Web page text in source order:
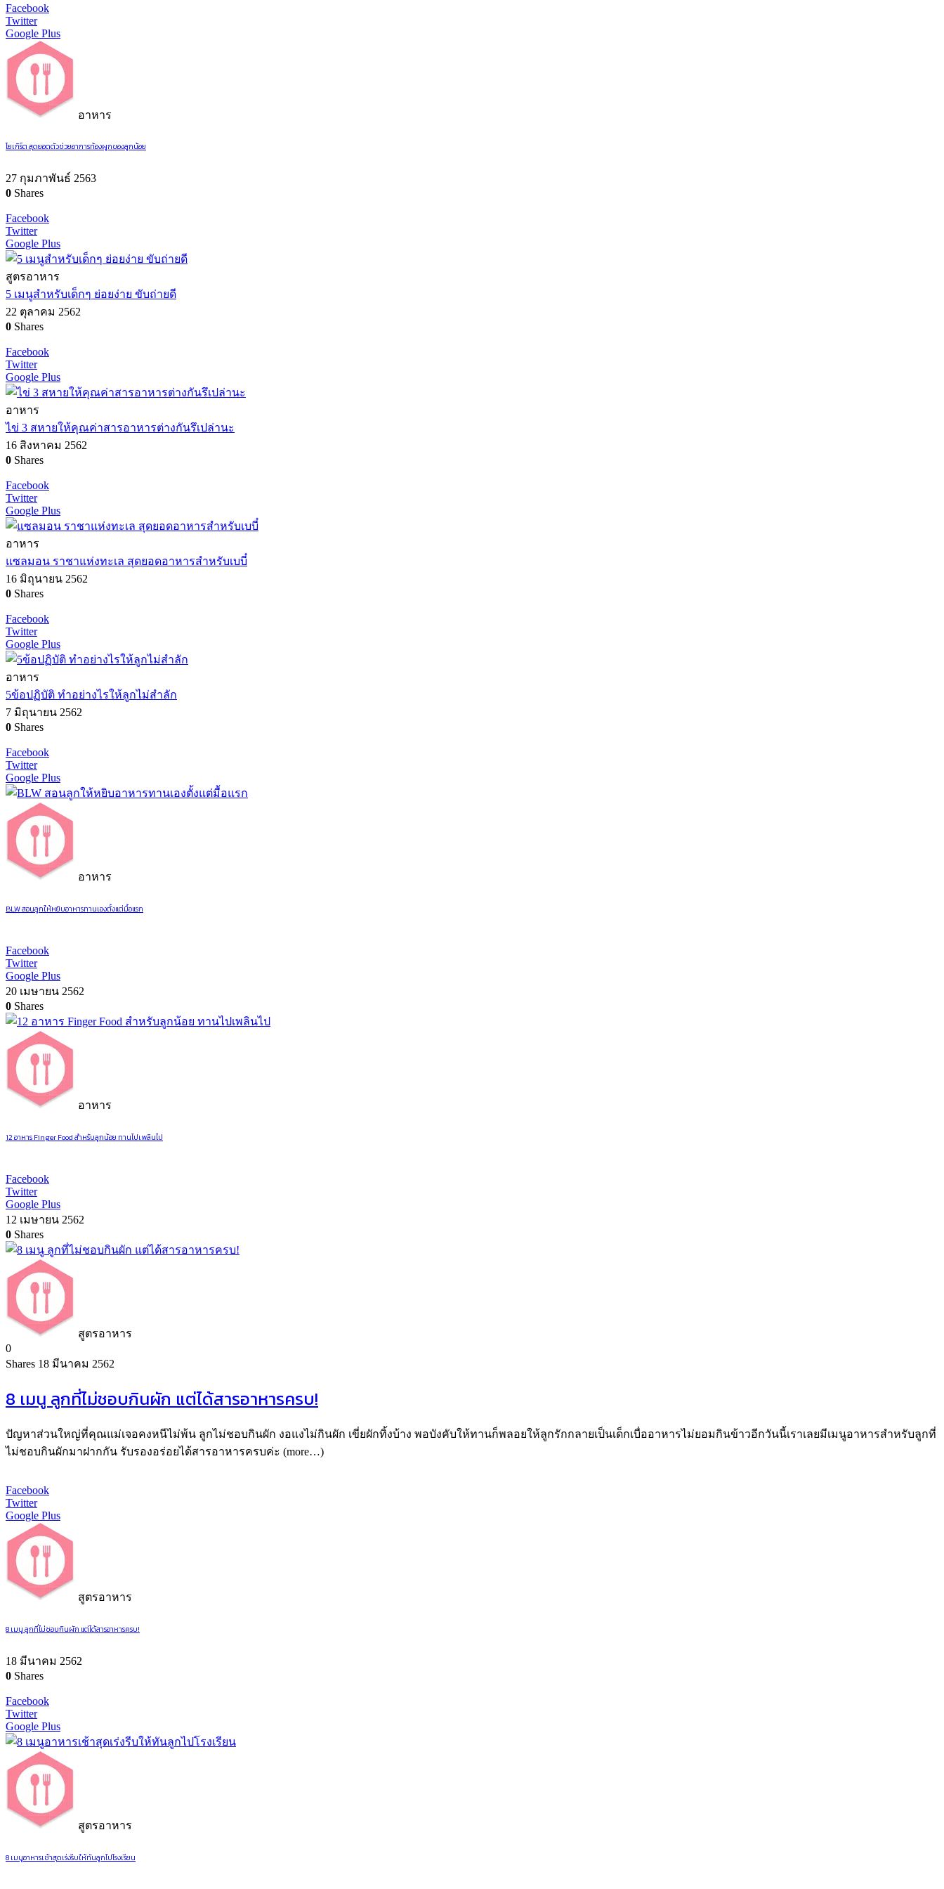
Facebook
Twitter
Google Plus
อาหาร
โยเกิร์ต สุดยอดตัวช่วยอาการท้องผูกของลูกน้อย
27 กุมภาพันธ์ 2563
0 Shares
Facebook
Twitter
Google Plus
สูตรอาหาร
5 เมนูสำหรับเด็กๆ ย่อยง่าย ขับถ่ายดี
22 ตุลาคม 2562
0 Shares
Facebook
Twitter
Google Plus
อาหาร
ไข่ 3 สหายให้คุณค่าสารอาหารต่างกันรึเปล่านะ
16 สิงหาคม 2562
0 Shares
Facebook
Twitter
Google Plus
อาหาร
แซลมอน ราชาแห่งทะเล สุดยอดอาหารสำหรับเบบี๋
16 มิถุนายน 2562
0 Shares
Facebook
Twitter
Google Plus
อาหาร
5ข้อปฏิบัติ ทำอย่างไรให้ลูกไม่สำลัก
7 มิถุนายน 2562
0 Shares
Facebook
Twitter
Google Plus
อาหาร
BLW สอนลูกให้หยิบอาหารทานเองตั้งแต่มื้อแรก
Facebook
Twitter
Google Plus
20 เมษายน 2562
0 Shares
อาหาร
12 อาหาร Finger Food สำหรับลูกน้อย ทานไปเพลินไป
Facebook
Twitter
Google Plus
12 เมษายน 2562
0 Shares
สูตรอาหาร
0
Shares 18 มีนาคม 2562
8 เมนู ลูกที่ไม่ชอบกินผัก แต่ได้สารอาหารครบ!
ปัญหาส่วนใหญ่ที่คุณแม่เจอคงหนีไม่พ้น ลูกไม่ชอบกินผัก งอแงไม่กินผัก เขี่ยผักทิ้งบ้าง พอบังคับให้ทานก็พลอยให้ลูกรักกลายเป็นเด็กเบื่ออาหารไม่ยอมกินข้าวอีกวันนี้เราเลยมีเมนูอาหารสำหรับลูกที่
ไม่ชอบกินผักมาฝากกัน รับรองอร่อยได้สารอาหารครบค่ะ (more…)
Facebook
Twitter
Google Plus
สูตรอาหาร
8 เมนู ลูกที่ไม่ชอบกินผัก แต่ได้สารอาหารครบ!
18 มีนาคม 2562
0 Shares
Facebook
Twitter
Google Plus
สูตรอาหาร
8 เมนูอาหารเช้าสุดเร่งรีบให้ทันลูกไปโรงเรียน